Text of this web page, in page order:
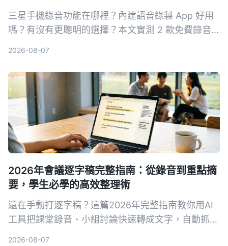
三星手機錄音功能在哪裡？內建語音錄製 App 好用
嗎？有沒有更聰明的選擇？本文實測 2 款免費錄音
2026-08-07
2026年會議逐字稿完整指南：從錄音到重點摘
要，學生必學的高效整理術
還在手動打逐字稿？這篇2026年完整指南教你用AI
工具把課堂錄音、小組討論快速轉成文字，自動抓重
2026-08-07